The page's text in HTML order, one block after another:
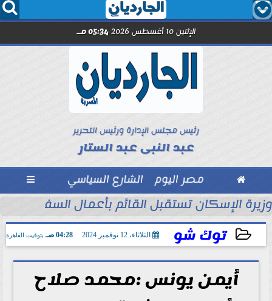
  
الإثنين 10 أغسطس 2026 05:34 مـ
رئيس مجلس الإدارة ورئيس التحرير
عبد النبى عبد الستار
 مصر اليوم الشارع السياسي 
تصنع الأمانة ما...
وزيرة الإسكان تستقبل القائم بأعمال السفير
توك شو الثلاثاء، 12 نوفمبر 2024 04:28 صـ بتوقيت القاهرة
2024-11-12 04:28:27
أيمن يونس :محمد صلاح